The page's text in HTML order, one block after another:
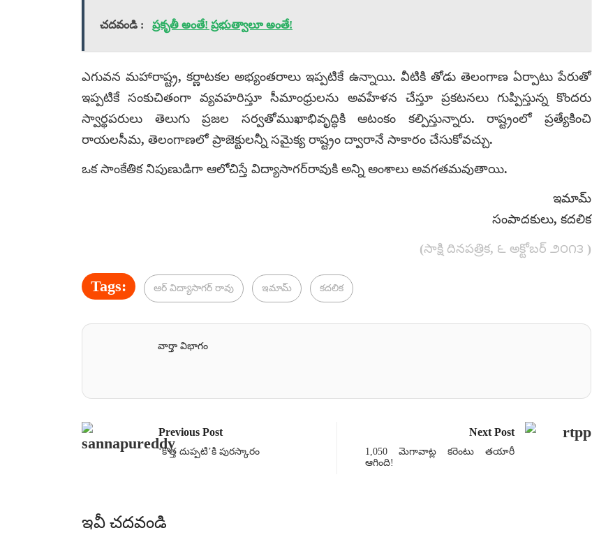
చదవండి : ప్రకృతీ అంతే! ప్రభుత్వాలూ అంతే!
ఎగువన మహారాష్ట్ర, కర్ణాటకల అభ్యంతరాలు ఇప్పటికే ఉన్నాయి. వీటికి తోడు తెలంగాణ ఏర్పాటు పేరుతో
ఇప్పటికే సంకుచితంగా వ్యవహరిస్తూ సీమాంధ్రులను అవహేళన చేస్తూ ప్రకటనలు గుప్పిస్తున్న కొందరు
స్వార్థపరులు తెలుగు ప్రజల సర్వతోముఖాభివృద్ధికి ఆటంకం కల్పిస్తున్నారు. రాష్ట్రంలో ప్రత్యేకించి
రాయలసీమ, తెలంగాణలో ప్రాజెక్టులన్నీ సమైక్య రాష్ట్రం ద్వారానే సాకారం చేసుకోవచ్చు.
ఒక సాంకేతిక నిపుణుడిగా ఆలోచిస్తే విద్యాసాగర్‌రావుకి అన్ని అంశాలు అవగతమవుతాయి.
ఇమామ్
సంపాదకులు, కదలిక
(సాక్షి దినపత్రిక, ౬ అక్టోబర్ ౨౦౧౩ )
Tags: ఆర్ విద్యాసాగర్ రావు ఇమామ్ కదలిక
వార్తా విభాగం
Previous Post
‘కొత్త దుప్పటి’కి పురస్కారం
Next Post
1,050 మెగావాట్ల కరెంటు తయారీ
ఆగింది!
ఇవీ చదవండి